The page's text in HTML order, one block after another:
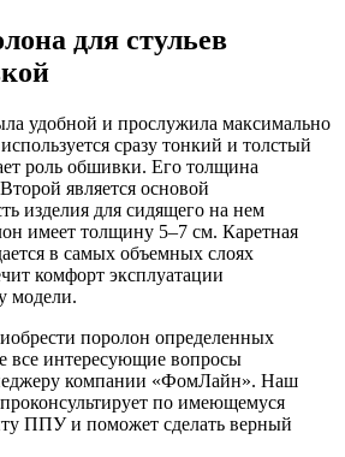
для стульев
удобной и прослужила максимально
сразу тонкий и толстый
роль обшивки. Его толщина
является основой
изделия для сидящего на нем
имеет толщину 5–7 см. Каретная
в самых объемных слоях
комфорт эксплуатации
модели.
поролон определенных
все интересующие вопросы
компании «ФомЛайн». Наш
по имеющемуся
ППУ и поможет сделать верный